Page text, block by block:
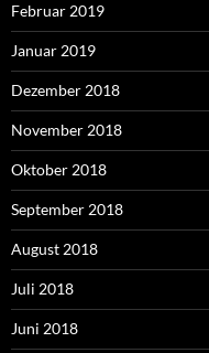
Februar 2019
Januar 2019
Dezember 2018
November 2018
Oktober 2018
September 2018
August 2018
Juli 2018
Juni 2018